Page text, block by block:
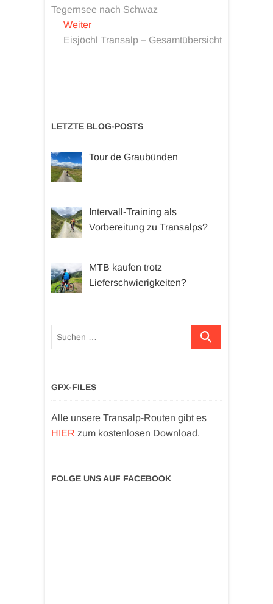
Tegernsee nach Schwaz
WeiterNächster
Beitrag:
Eisjöchl Transalp – Gesamtübersicht
LETZTE BLOG-POSTS
Tour de Graubünden
Intervall-Training als
Vorbereitung zu Transalps?
MTB kaufen trotz
Lieferschwierigkeiten?
Suchen …
GPX-FILES
Alle unsere Transalp-Routen gibt es
HIER zum kostenlosen Download.
FOLGE UNS AUF FACEBOOK